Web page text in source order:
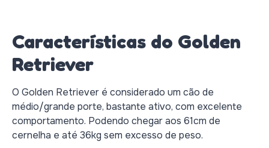
Características do Golden
Retriever
O Golden Retriever é considerado um cão de
médio/grande porte, bastante ativo, com excelente
comportamento. Podendo chegar aos 61cm de
cernelha e até 36kg sem excesso de peso.